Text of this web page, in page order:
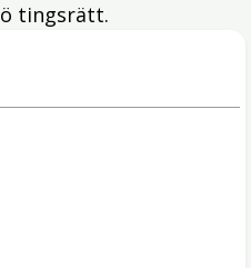
tingsrätt.